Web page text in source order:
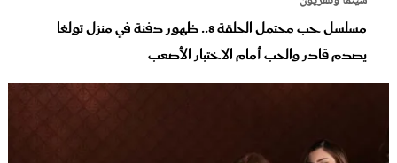
مسلسل حب محتمل الحلقة 8.. ظهور دفنة في منزل تولغا
يصدم قادر والحب أمام الاختبار الأصعب